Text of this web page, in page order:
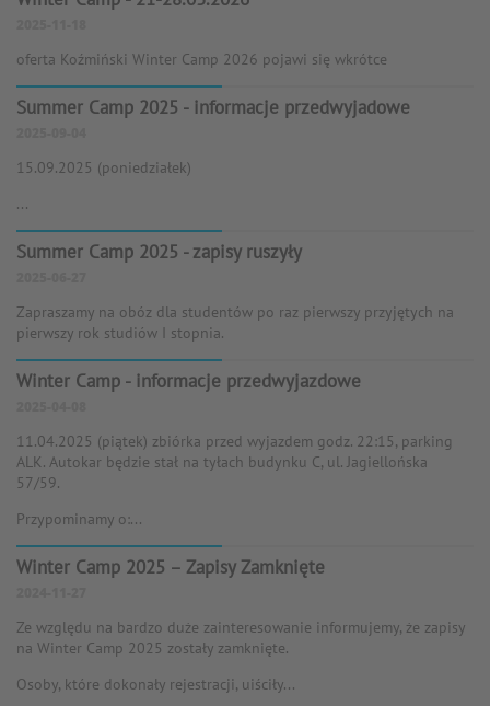
oferta Koźmiński Winter Camp 2026 pojawi się wkrótce
Summer Camp 2025 - informacje przedwyjadowe
15.09.2025 (poniedziałek)
...
Summer Camp 2025 - zapisy ruszyły
Zapraszamy na obóz dla studentów po raz pierwszy przyjętych na
pierwszy rok studiów I stopnia.
Winter Camp - informacje przedwyjazdowe
11.04.2025 (piątek) zbiórka przed wyjazdem godz. 22:15, parking
ALK. Autokar będzie stał na tyłach budynku C, ul. Jagiellońska
57/59.
Przypominamy o:...
Winter Camp 2025 – Zapisy Zamknięte
Ze względu na bardzo duże zainteresowanie informujemy, że zapisy
na Winter Camp 2025 zostały zamknięte.
Osoby, które dokonały rejestracji, uiściły...